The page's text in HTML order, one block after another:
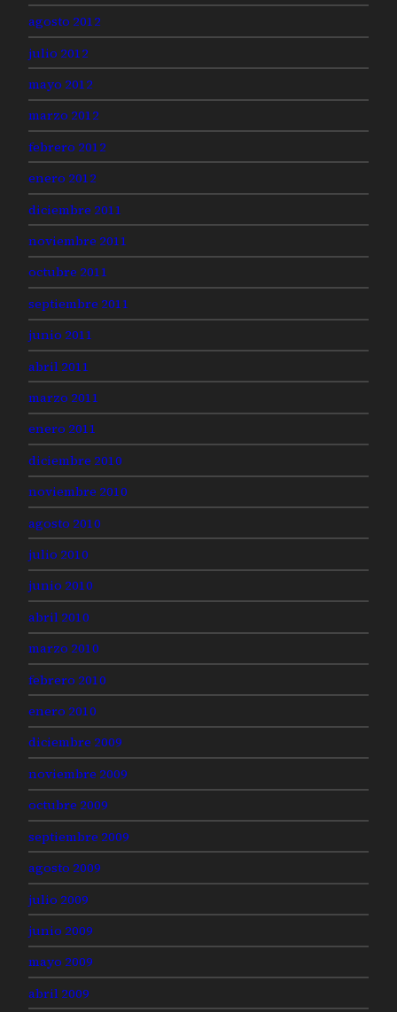
agosto 2012
julio 2012
mayo 2012
marzo 2012
febrero 2012
enero 2012
diciembre 2011
noviembre 2011
octubre 2011
septiembre 2011
junio 2011
abril 2011
marzo 2011
enero 2011
diciembre 2010
noviembre 2010
agosto 2010
julio 2010
junio 2010
abril 2010
marzo 2010
febrero 2010
enero 2010
diciembre 2009
noviembre 2009
octubre 2009
septiembre 2009
agosto 2009
julio 2009
junio 2009
mayo 2009
abril 2009